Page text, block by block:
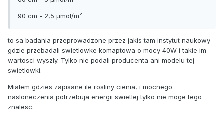
90 cm - 2,5 µmol/m²
to sa badania przeprowadzone przez jakis tam instytut naukowy
gdzie przebadali swietlowke komaptowa o mocy 40W i takie im
wartosci wyszly. Tylko nie podali producenta ani modelu tej
swietlowki.
Mialem gdzies zapisane ile rosliny cienia, i mocnego
nasloneczenia potrzebuja energii swietlej tylko nie moge tego
znalesc.